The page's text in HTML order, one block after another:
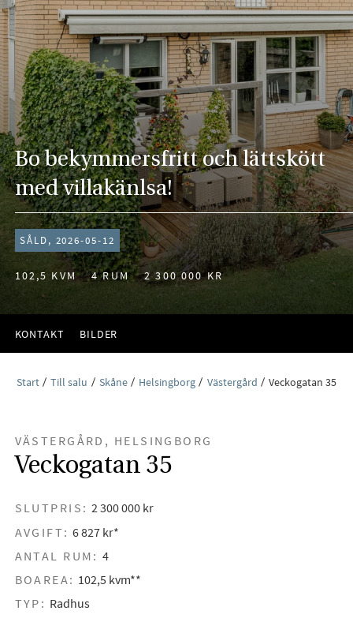
Bo bekymmersfritt och lättskött
med villakänlsa!
SÅLD, 2026-05-12
102,5 KVM 4 RUM 2 300 000 KR
KONTAKT BILDER
Start Till salu Skåne Helsingborg Västergård Veckogatan 35
VÄSTERGÅRD, HELSINGBORG
Veckogatan 35
SLUTPRIS: 2 300 000 kr
AVGIFT: 6 827 kr*
ANTAL RUM: 4
BOAREA: 102,5 kvm**
TYP: Radhus